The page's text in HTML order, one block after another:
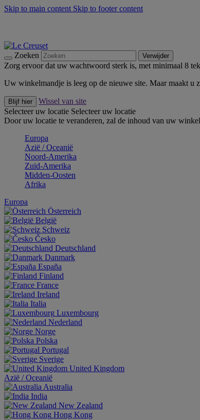
Skip to main content Skip to footer content
Zoeken Verwijder
Zorg ervoor dat uw wachtwoord sterk is, met minimaal 8
Uw winkelmandje is leeg op de nieuwe site. Maar maakt
Blijf hier
Wissel van site
Selecteer uw locatie Selecteer uw locatie
Door uw locatie te veranderen, zal de inhoud van uw
Europa
Aziё / Oceaniё
Noord-Amerika
Zuid-Amerika
Midden-Oosten
Afrika
Europa
Österreich
België
Schweiz
Česko
Deutschland
Danmark
España
Finland
France
Ireland
Italia
Luxembourg
Nederland
Norge
Polska
Portugal
Sverige
United Kingdom
Aziё / Oceaniё
Australia
India
New Zealand
Hong Kong